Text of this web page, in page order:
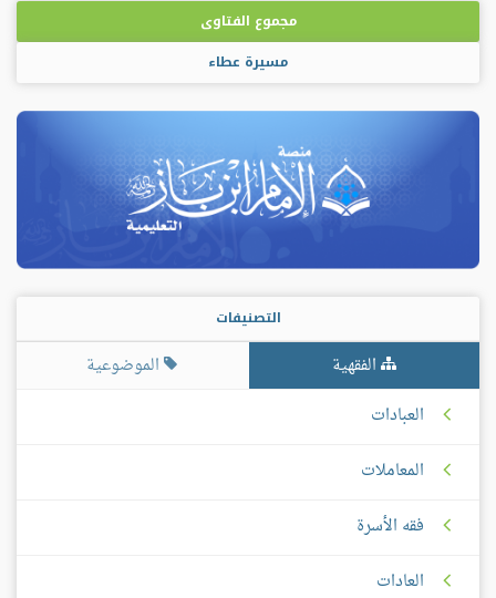
مجموع الفتاوى
مسيرة عطاء
التصنيفات
الفقهية
الموضوعية
العبادات
المعاملات
فقه الأسرة
العادات